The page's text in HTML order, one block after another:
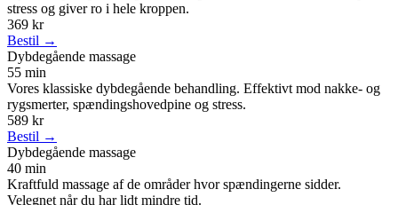
stress og giver ro i hele kroppen.
369 kr
Bestil →
Dybdegående massage
55 min
Vores klassiske dybdegående behandling. Effektivt mod nakke- og
rygsmerter, spændingshovedpine og stress.
589 kr
Bestil →
Dybdegående massage
40 min
Kraftfuld massage af de områder hvor spændingerne sidder.
Velegnet når du har lidt mindre tid.